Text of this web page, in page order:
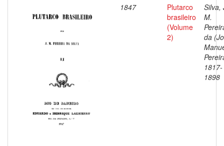
1847
Plutarco
brasileiro
(Volume
2)
Silva,
M.
da
1817-
1898